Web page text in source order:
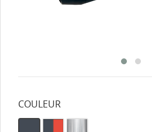
COULEUR